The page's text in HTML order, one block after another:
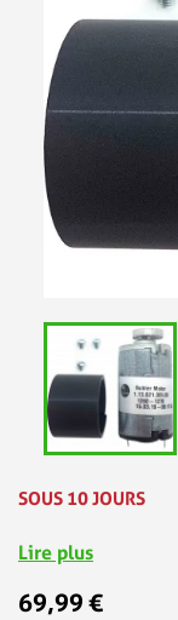
SOUS 10 JOURS
Lire plus
69,99 €